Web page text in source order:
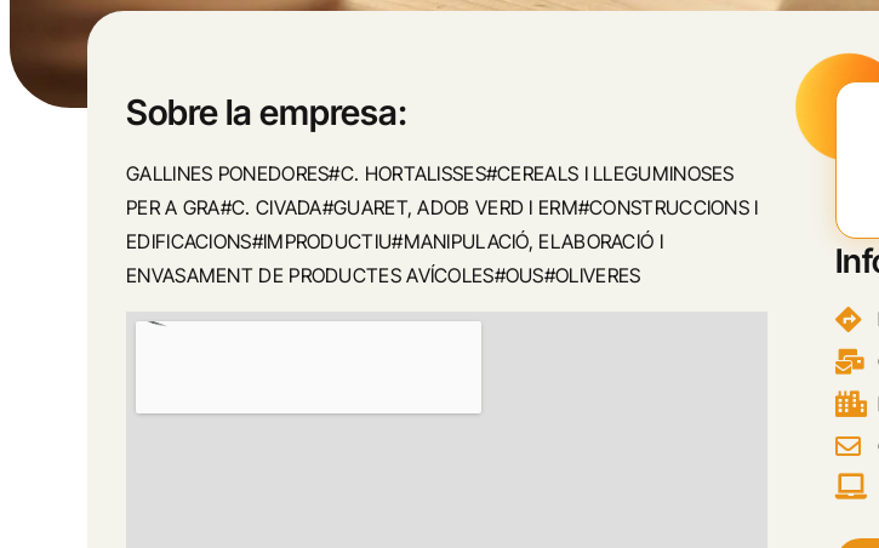
Sobre la empresa:
GALLINES PONEDORES#C. HORTALISSES#CEREALS I LLEGUMINOSES
PER A GRA#C. CIVADA#GUARET, ADOB VERD I ERM#CONSTRUCCIONS I
EDIFICACIONS#IMPRODUCTIU#MANIPULACIÓ, ELABORACIÓ I
ENVASAMENT DE PRODUCTES AVÍCOLES#OUS#OLIVERES